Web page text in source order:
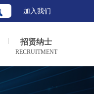
加入我们
招贤纳士
RECRUITMENT